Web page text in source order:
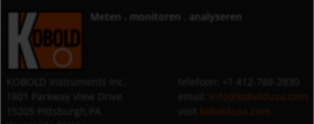
Meten . monitoren . analyseren
info@koboldusa.com
koboldusa.com